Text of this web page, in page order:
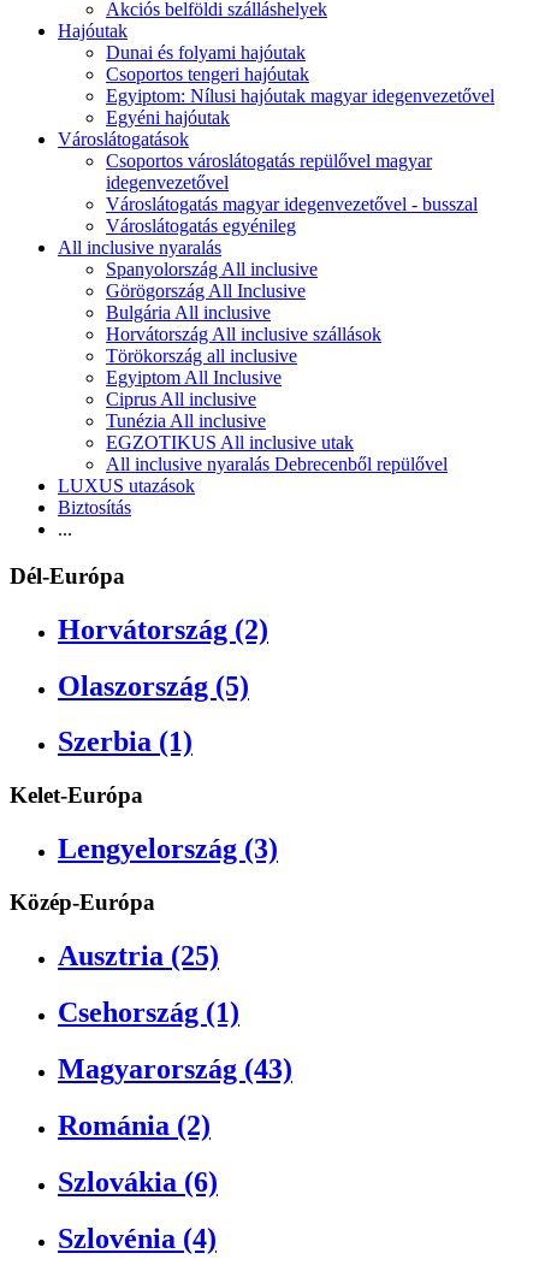
Akciós belföldi szálláshelyek
Hajóutak
Dunai és folyami hajóutak
Csoportos tengeri hajóutak
Egyiptom: Nílusi hajóutak magyar idegenvezetővel
Egyéni hajóutak
Városlátogatások
Csoportos városlátogatás repülővel magyar
idegenvezetővel
Városlátogatás magyar idegenvezetővel - busszal
Városlátogatás egyénileg
All inclusive nyaralás
Spanyolország All inclusive
Görögország All Inclusive
Bulgária All inclusive
Horvátország All inclusive szállások
Törökország all inclusive
Egyiptom All Inclusive
Ciprus All inclusive
Tunézia All inclusive
EGZOTIKUS All inclusive utak
All inclusive nyaralás Debrecenből repülővel
LUXUS utazások
Biztosítás
...
Dél-Európa
Horvátország (2)
Olaszország (5)
Szerbia (1)
Kelet-Európa
Lengyelország (3)
Közép-Európa
Ausztria (25)
Csehország (1)
Magyarország (43)
Románia (2)
Szlovákia (6)
Szlovénia (4)